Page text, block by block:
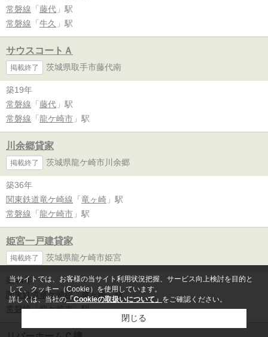
常磐線 「 藤代 」駅
常磐線 「 牛久 」駅
サウスコートＡ
掲載終了 茨城県取手市藤代南
築19年
常磐線 「 藤代 」駅
常磐線 「 龍ケ崎市 」駅
川余郷貸家
掲載終了 茨城県龍ケ崎市川余郷
築36年
関東鉄道竜ケ崎線 「 竜ヶ崎 」駅
常磐線 「 龍ケ崎市 」駅
姫宮一戸建貸家
掲載終了 茨城県龍ケ崎市姫宮
築44年
関東鉄道竜ケ崎線「竜ヶ崎」駅
常磐線「龍ケ崎市」駅
当サイトでは、お客様の当サイト利用状況把握、サービス向上検討を目的と
して、クッキー（Cookie）を使用しています。
詳しくは、当社の「Cookieの取扱いについて」 をご確認ください。
閉じる